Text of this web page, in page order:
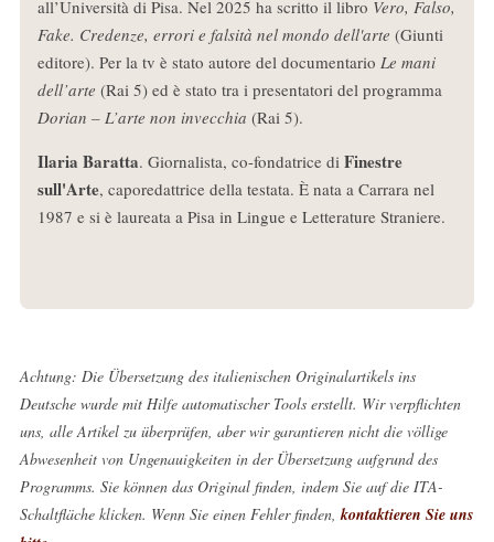
all’Università di Pisa. Nel 2025 ha scritto il libro Vero, Falso,
Fake. Credenze, errori e falsità nel mondo dell'arte (Giunti
editore). Per la tv è stato autore del documentario Le mani
dell’arte (Rai 5) ed è stato tra i presentatori del programma
Dorian – L’arte non invecchia (Rai 5).
Ilaria Baratta. Giornalista, co-fondatrice di Finestre
sull'Arte, caporedattrice della testata. È nata a Carrara nel
1987 e si è laureata a Pisa in Lingue e Letterature Straniere.
Achtung: Die Übersetzung des italienischen Originalartikels ins
Deutsche wurde mit Hilfe automatischer Tools erstellt. Wir verpflichten
uns, alle Artikel zu überprüfen, aber wir garantieren nicht die völlige
Abwesenheit von Ungenauigkeiten in der Übersetzung aufgrund des
Programms. Sie können das Original finden, indem Sie auf die ITA-
Schaltfläche klicken. Wenn Sie einen Fehler finden,kontaktieren Sie uns